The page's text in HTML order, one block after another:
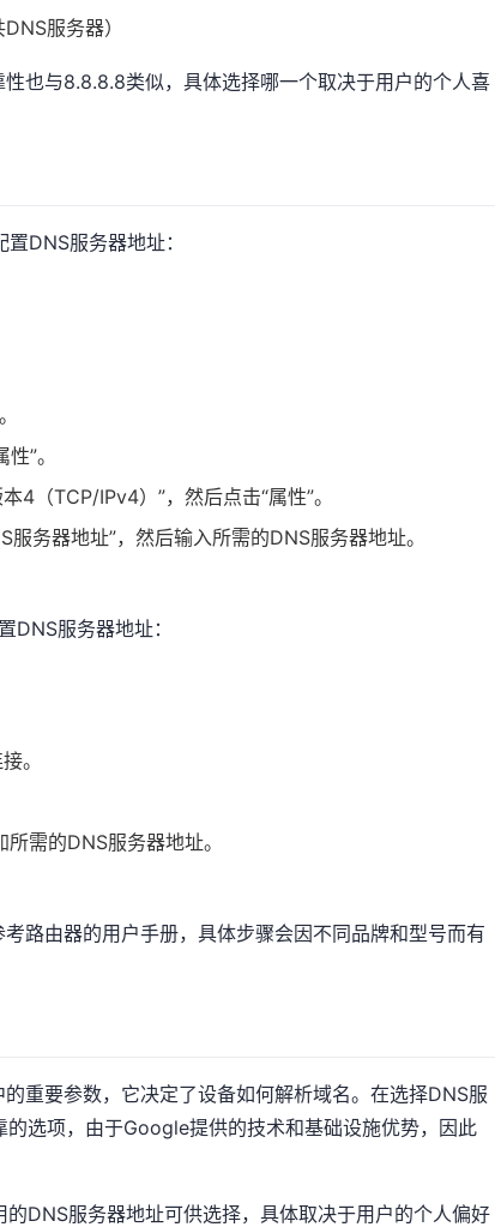
服务器）
也与8.8.8.8类似，具体选择哪一个取决于用户的个人喜
DNS服务器地址：
”。
4（TCP/IPv4）”，然后点击“属性”。
务器地址”，然后输入所需的DNS服务器地址。
DNS服务器地址：
。
需的DNS服务器地址。
路由器的用户手册，具体步骤会因不同品牌和型号而有
重要参数，它决定了设备如何解析域名。在选择DNS服
选项，由于Google提供的技术和基础设施优势，因此
DNS服务器地址可供选择，具体取决于用户的个人偏好